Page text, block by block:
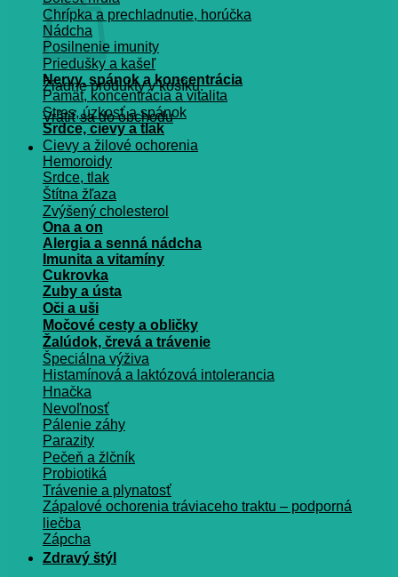
Žiadne produkty v košíku.
Vrátiť sa do obchodu
Chrípka a prechladnutie, horúčka
Nádcha
Posilnenie imunity
Priedušky a kašeľ
Nervy, spánok a koncentrácia
Pamät, koncentrácia a vitalita
Stres, úzkosť a spánok
Srdce, cievy a tlak
Cievy a žilové ochorenia
Hemoroidy
Srdce, tlak
Štítna žľaza
Zvýšený cholesterol
Ona a on
Alergia a senná nádcha
Imunita a vitamíny
Cukrovka
Zuby a ústa
Oči a uši
Močové cesty a obličky
Žalúdok, črevá a trávenie
Špeciálna výživa
Histamínová a laktózová intolerancia
Hnačka
Nevoľnosť
Pálenie záhy
Parazity
Pečeň a žlčník
Probiotiká
Trávenie a plynatosť
Zápalové ochorenia tráviaceho traktu – podporná
liečba
Zápcha
Zdravý štýl